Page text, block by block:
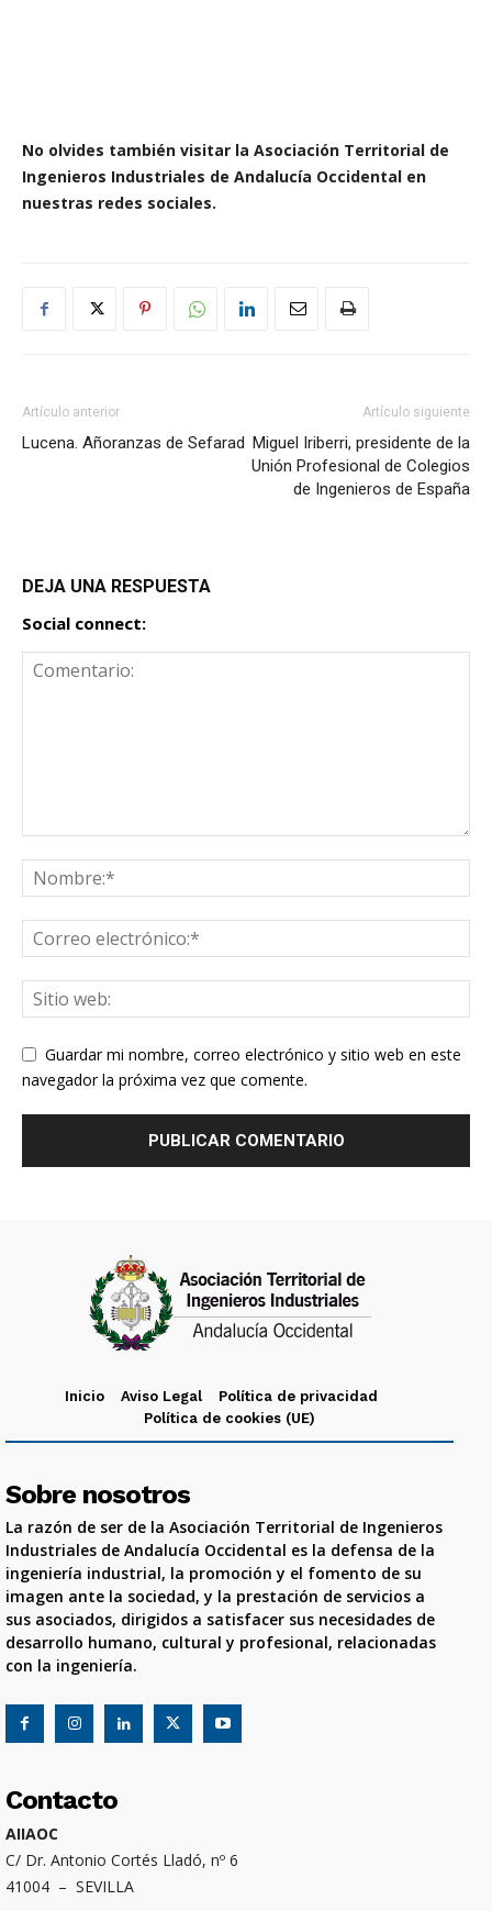
No olvides también visitar la Asociación Territorial de
Ingenieros Industriales de Andalucía Occidental en
nuestras redes sociales.
Artículo anterior
Lucena. Añoranzas de Sefarad
Artículo siguiente
Miguel Iriberri, presidente de la
Unión Profesional de Colegios
de Ingenieros de España
DEJA UNA RESPUESTA
Social connect:
Guardar mi nombre, correo electrónico y sitio web en este
navegador la próxima vez que comente.
Inicio Aviso Legal
Política de privacidad
Política de cookies (UE)
Sobre nosotros
La razón de ser de la Asociación Territorial de Ingenieros
Industriales de Andalucía Occidental es la defensa de la
ingeniería industrial, la promoción y el fomento de su
imagen ante la sociedad, y la prestación de servicios a
sus asociados, dirigidos a satisfacer sus necesidades de
desarrollo humano, cultural y profesional, relacionadas
con la ingeniería.
Contacto
AIIAOC
C/ Dr. Antonio Cortés Lladó, nº 6
41004 – SEVILLA